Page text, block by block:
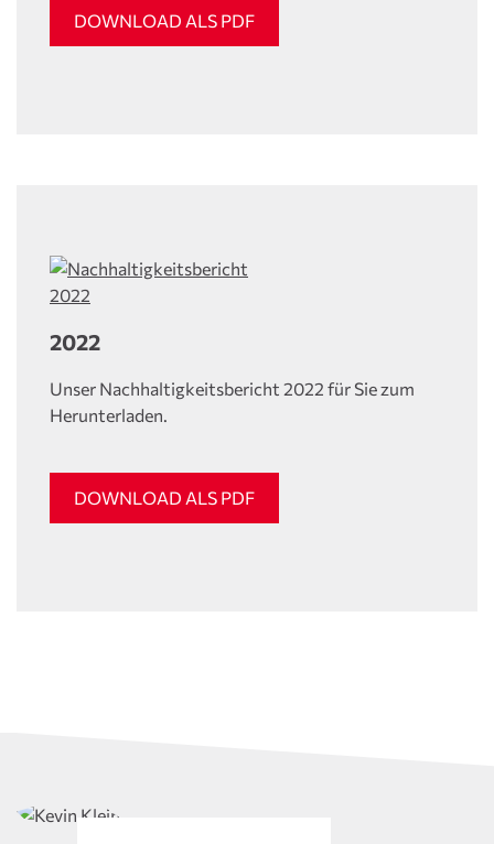
DOWNLOAD ALS PDF
2022
Unser Nachhaltigkeitsbericht 2022 für Sie zum
Herunterladen.
DOWNLOAD ALS PDF